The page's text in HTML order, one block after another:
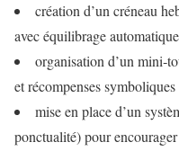
création d’un créneau
avec équilibrage
organisation d’un
et récompenses symboliques
mise en place d’un
ponctualité) pour